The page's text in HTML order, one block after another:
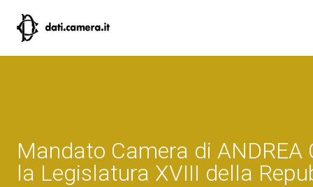
Mandato Camera di ANDREA
la Legislatura XVIII della